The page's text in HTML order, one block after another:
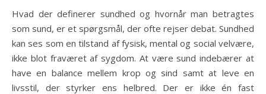
Hvad der definerer sundhed og hvornår man betragtes
som sund, er et spørgsmål, der ofte rejser debat. Sundhed
kan ses som en tilstand af fysisk, mental og social velvære,
ikke blot fraværet af sygdom. At være sund indebærer at
have en balance mellem krop og sind samt at leve en
livsstil, der styrker ens helbred. Der er ikke én fast